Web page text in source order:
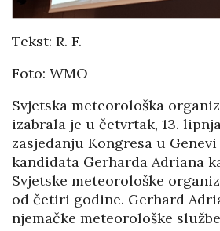
Tekst: R. F.
Foto: WMO
Svjetska meteorološka
izabrala je u četvrtak, 13.
zasjedanju Kongresa u
kandidata Gerharda Adriana
Svjetske meteorološke
od četiri godine. Gerhard
njemačke meteorološke